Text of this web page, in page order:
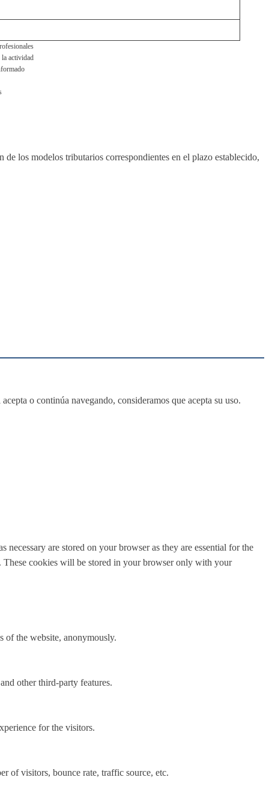
actividad
los modelos tributarios correspondientes en el plazo establecido,
o continúa navegando, consideramos que acepta su uso.
are stored on your browser as they are essential for the
These cookies will be stored in your browser only with your
of the website, anonymously.
other third-party features.
for the visitors.
of visitors, bounce rate, traffic source, etc.